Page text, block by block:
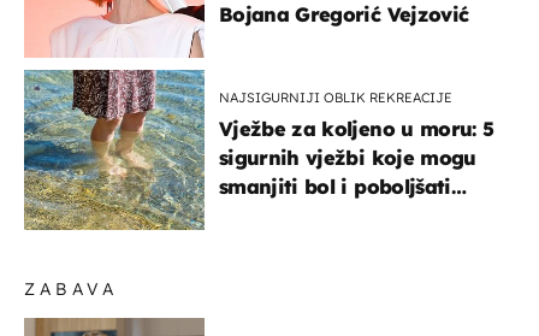
ZABAVA
Bojana Gregorić Vejzović
NAJSIGURNIJI OBLIK REKREACIJE
Vježbe za koljeno u moru: 5
sigurnih vježbi koje mogu
smanjiti bol i poboljšati